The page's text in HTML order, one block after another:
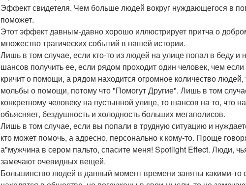
Эффект свидетеля. Чем больше людей вокруг нуждающегося в
поможет.
Этот эффект давным-давно хорошо иллюстрирует притча о
множество трагических событий в нашей истории.
Лишь в том случае, если кто-то из людей на улице попал в беду
шансов получить ее, если рядом проходит один человек, чем
кричит о помощи, а рядом находится огромное количество
мольбы о помощи, потому что "Помогут Другие". Лишь в том
конкретному человеку на пустынной улице, то шансов на то, что
объясняет, бездушность и холодность больших мегаполисов.
Лишь в том случае, если вы попали в трудную ситуацию и
кто может помочь, а адресно, персонально к кому-то. Проще
а"мужчина в сером пальто, спасите меня! Spotlight Effect. Люди,
замечают очевидных вещей.
Большинство людей в данный момент времени заняты какими-